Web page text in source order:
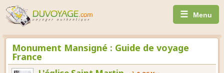
☰ Menu
Monument Mansigné : Guide de voyage
France